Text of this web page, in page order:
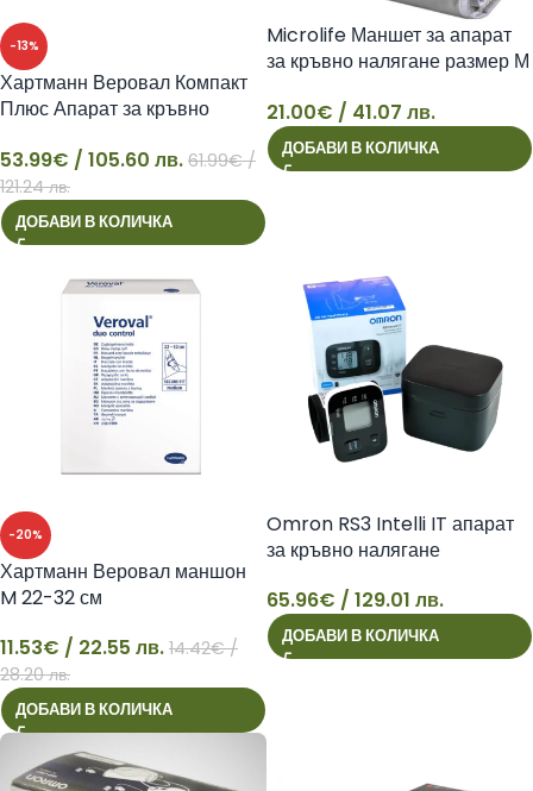
-13%
53
Хартманн Веровал Компакт
Плюс Апарат за кръвно
лакътя + AC/DC адаптер
53.99€ / 105.60 лв. 61.99€/
121.24 лв.
ДОБАВИ В КОЛИЧКА
21
Microlife Маншет за апарат
за кръвно налягане размер М
21.00€ / 41.07 лв.
ДОБАВИ В КОЛИЧКА
-20%
11
Хартманн Веровал маншон
M 22-32 см
11.53€ / 22.55 лв. 14.42€/
28.20 лв.
ДОБАВИ В КОЛИЧКА
65
Omron RS3 Intelli IT апарат
за кръвно налягане
65.96€ / 129.01 лв.
ДОБАВИ В КОЛИЧКА